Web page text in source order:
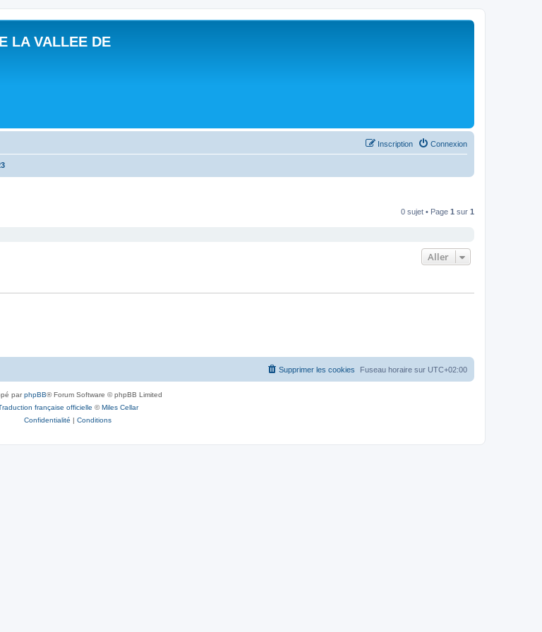
LA VALLEE DE
Connexion
Inscription
0 sujet • Page 1 sur 1
Aller
Fuseau horaire sur UTC+02:00
Supprimer les cookies
parphpBB® Forum Software © phpBB Limited
française officielle ©Miles Cellar
Confidentialité | Conditions